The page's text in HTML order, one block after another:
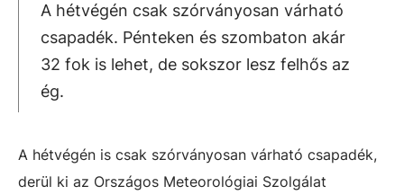
A hétvégén csak szórványosan várható
csapadék. Pénteken és szombaton akár
32 fok is lehet, de sokszor lesz felhős az
ég.
A hétvégén is csak szórványosan várható csapadék,
derül ki az Országos Meteorológiai Szolgálat